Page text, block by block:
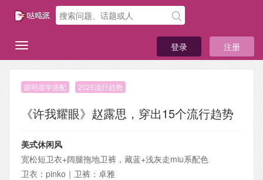
登录 注册
跟明星学搭配 2025流行趋势
《许我耀眼》赵露思，穿出15个流行趋势
美式休闲风
宽松短卫衣+阔腿拖地卫裤，藏蓝+浅灰走miu系配色
卫衣：pinko｜卫裤：卓雅